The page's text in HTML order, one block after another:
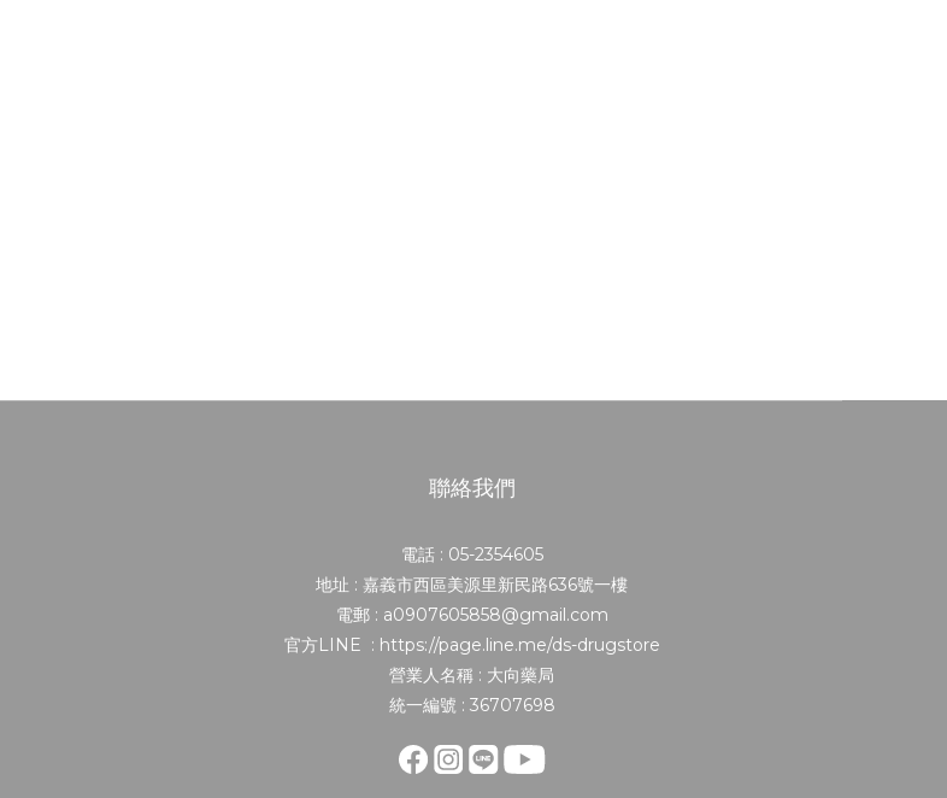
聯絡我們
電話 : 05-2354605
地址 : 嘉義市西區美源里新民路636號一樓
電郵 : a0907605858@gmail.com
官方LINE : https://page.line.me/ds-drugstore
營業人名稱 : 大向藥局
統一編號 : 36707698